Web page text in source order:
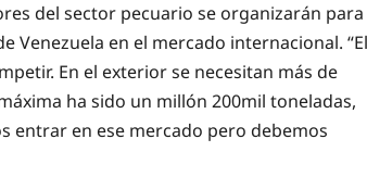
del sector pecuario se organizarán para
Venezuela en el mercado internacional. “El
En el exterior se necesitan más de
ha sido un millón 200mil toneladas,
entrar en ese mercado pero debemos